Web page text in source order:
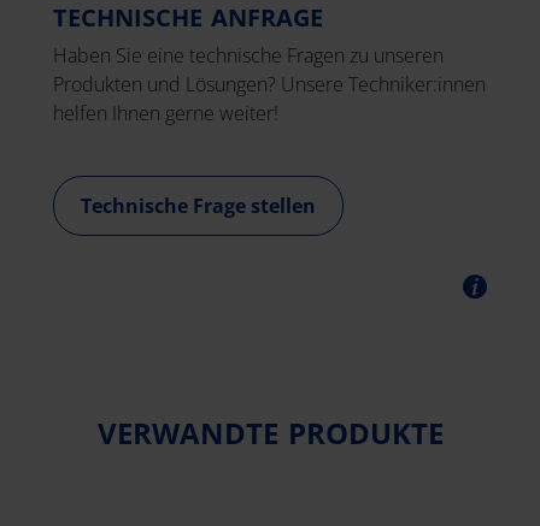
TECHNISCHE ANFRAGE
Haben Sie eine technische Fragen zu unseren
Produkten und Lösungen? Unsere Techniker:innen
helfen Ihnen gerne weiter!
Technische Frage stellen
VERWANDTE PRODUKTE